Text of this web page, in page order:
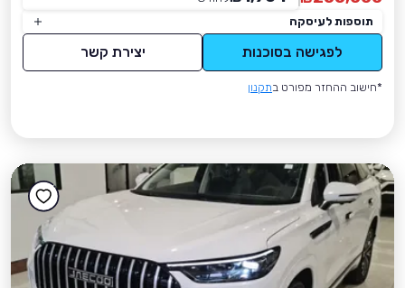
תוספות לעיסקה
לפגישה בסוכנות יצירת קשר
*חישוב ההחזר מפורט בתקנון